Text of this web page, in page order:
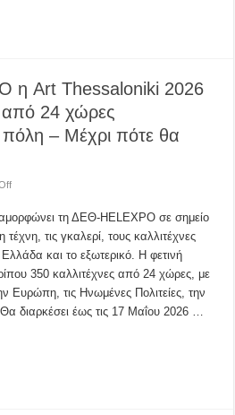
η Art Thessaloniki 2026
από 24 χώρες
πόλη – Μέχρι πότε θα
on
HELEXPO
Art
Thessaloniki
2026
–
350
καλλιτέχνες
από
24
τη ΔΕΘ-HELEXPO σε σημείο
τις γκαλερί, τους καλλιτέχνες
και το εξωτερικό. Η φετινή
350 καλλιτέχνες από 24 χώρες, με
Ευρώπη, τις Ηνωμένες Πολιτείες, την
διαρκέσει έως τις 17 Μαΐου 2026 …